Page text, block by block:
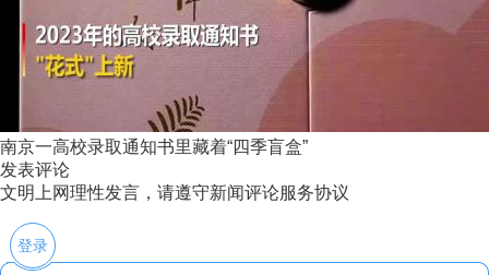
南京一高校录取通知书里藏着“四季盲盒”
发表评论
文明上网理性发言，请遵守新闻评论服务协议
登录